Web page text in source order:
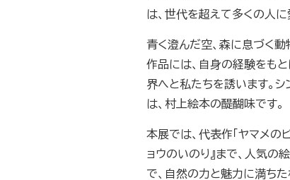
は、世代を超えて多くの人に
青く澄んだ空、森に息づく
作品には、自身の経験をも
界へと私たちを誘います。
は、村上絵本の醍醐味です。
本展では、代表作「ヤマメの
ョウのいのり』まで、人気
で、自然の力と魅力に満ち